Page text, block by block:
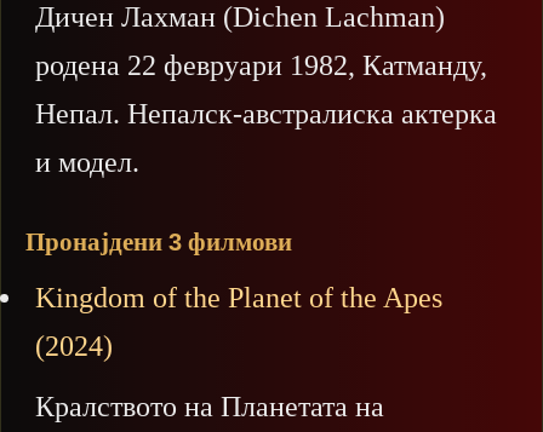
Дичен Лахман (Dichen Lachman)
родена 22 февруари 1982, Катманду,
Непал. Непалск-австралиска актерка
и модел.
Пронајдени 3 филмови
Kingdom of the Planet of the Apes
(2024)
Кралството на Планетата на